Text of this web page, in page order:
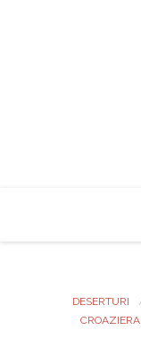
DESERTURI
CROAZIERA